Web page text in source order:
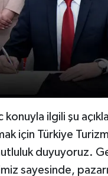
konuyla ilgili şu
için Türkiye
duyuyoruz.
sayesinde,